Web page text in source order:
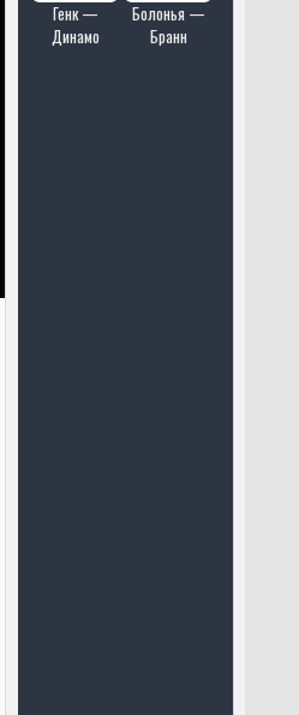
Генк —
Динамо
Болонья —
Бранн